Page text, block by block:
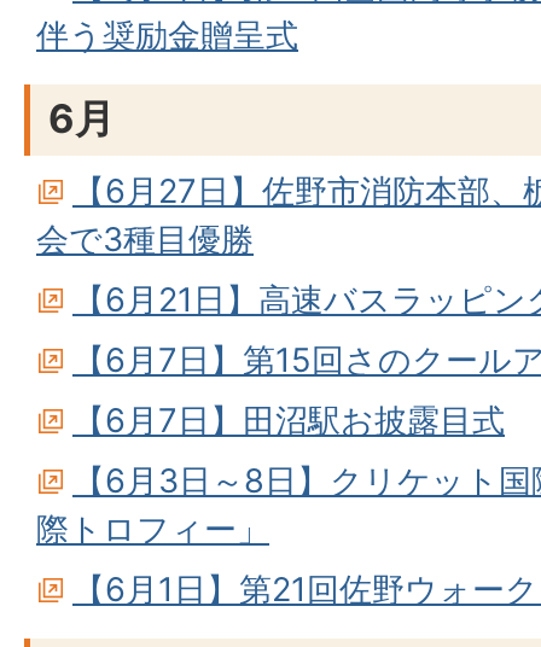
伴う奨励金贈呈式
6月
【6月27日】佐野市消防本部
会で3種目優勝
【6月21日】高速バスラッピ
【6月7日】第15回さのクール
【6月7日】田沼駅お披露目式
【6月3日～8日】クリケット
際トロフィー」
【6月1日】第21回佐野ウォー